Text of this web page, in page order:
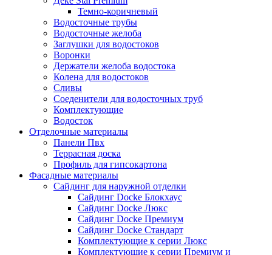
Темно-коричневый
Водосточные трубы
Водосточные желоба
Заглушки для водостоков
Воронки
Держатели желоба водостока
Колена для водостоков
Сливы
Соеденители для водосточных труб
Комплектующие
Водосток
Отделочные материалы
Панели Пвх
Террасная доска
Профиль для гипсокартона
Фасадные материалы
Сайдинг для наружной отделки
Сайдинг Docke Блокхаус
Сайдинг Docke Люкс
Сайдинг Docke Премиум
Сайдинг Docke Стандарт
Комплектующие к серии Люкс
Комплектующие к серии Премиум и